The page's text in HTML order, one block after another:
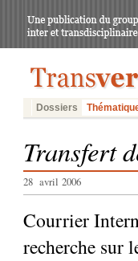
Dossiers
Transfert
28 avril 2006
Courrier
recherche sur